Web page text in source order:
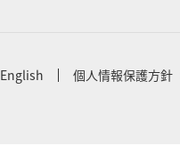
English 個人情報保護方針